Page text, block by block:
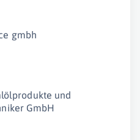
gmbh
und
GmbH